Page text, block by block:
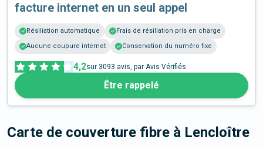
facture internet en un seul appel
Résiliation automatique
Frais de résiliation pris en charge
Aucune coupure internet
Conservation du numéro fixe
4,2sur 3093 avis, par Avis Vérifiés
Être rappelé
Carte de couverture fibre à Lencloître